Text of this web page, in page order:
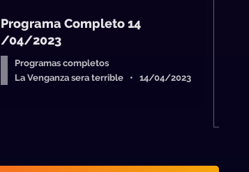
Programa Completo 14
/04/2023
Programas completos
La Venganza sera terrible • 14/04/2023